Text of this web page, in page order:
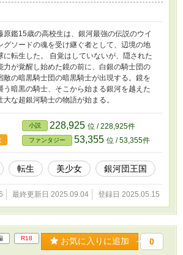
原鑑15歳の高校生は、銀河最強の伝説のウイ
グソードの魂を受け継ぐ者として、辺境の地
に転生した。 自覚はしていないが、隠された
力が覚醒し始めた鏡の前に、白銀の騎士団の
敵の暗黒騎士団の暗黒騎士が出現する。鏡を
う暗黒の騎士、そこから始まる銀河を越えた
大な超銀河騎士の物語が始まる。
小説 228,925 位 / 228,925件
ファンタジー 53,355 位 / 53,355件
転生 美少女 銀河団王国
最終更新日 2025.09.04 登録日 2025.05.15
R18 お気に入りに追加 0